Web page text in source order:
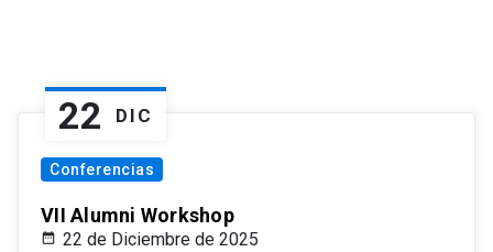
22 DIC
Conferencias
VII Alumni Workshop
22 de Diciembre de 2025